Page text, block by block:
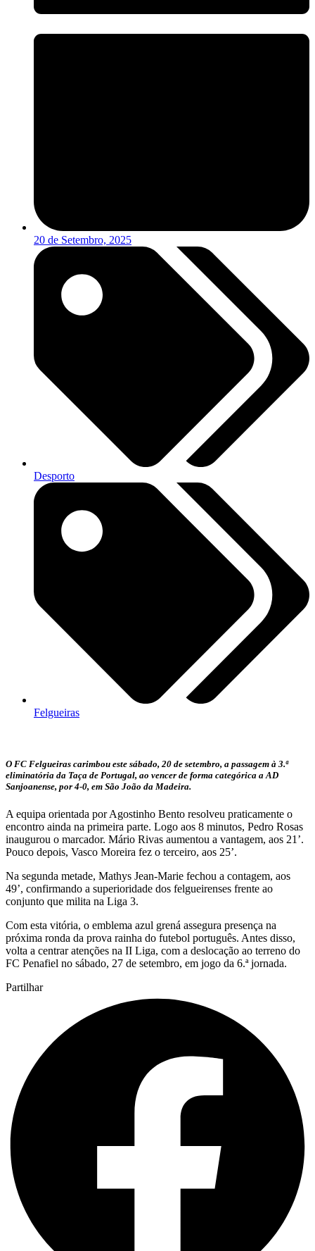
20 de Setembro, 2025
Desporto
Felgueiras
O FC Felgueiras carimbou este sábado, 20 de setembro, a passagem à 3.ª
eliminatória da Taça de Portugal, ao vencer de forma categórica a AD
Sanjoanense, por 4-0, em São João da Madeira.
A equipa orientada por Agostinho Bento resolveu praticamente o
encontro ainda na primeira parte. Logo aos 8 minutos, Pedro Rosas
inaugurou o marcador. Mário Rivas aumentou a vantagem, aos 21’.
Pouco depois, Vasco Moreira fez o terceiro, aos 25’.
Na segunda metade, Mathys Jean-Marie fechou a contagem, aos
49’, confirmando a superioridade dos felgueirenses frente ao
conjunto que milita na Liga 3.
Com esta vitória, o emblema azul grená assegura presença na
próxima ronda da prova rainha do futebol português. Antes disso,
volta a centrar atenções na II Liga, com a deslocação ao terreno do
FC Penafiel no sábado, 27 de setembro, em jogo da 6.ª jornada.
Partilhar